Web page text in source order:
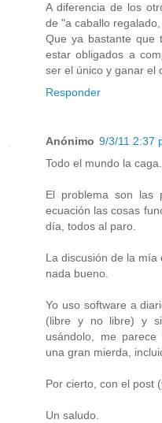
A diferencia de los
de "a caballo
Que ya bastante que
estar obligados a
ser el único y ganar el
Responder
Anónimo 9/3/11 2:37
Todo el mundo la caga.
El problema son las
ecuación las cosas
día, todos al paro.
La discusión de la
nada bueno.
Yo uso software a
(libre y no libre) y
usándolo, me parece
una gran mierda,
Por cierto, con el post
Un saludo.